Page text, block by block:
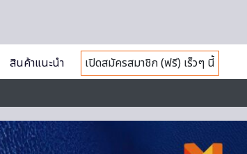
สินค้าแนะนำ
เปิดสมัครสมาชิก (ฟรี) เร็วๆ นี้